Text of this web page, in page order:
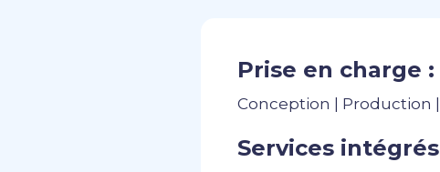
Prise en charge :
Conception | Production
Services